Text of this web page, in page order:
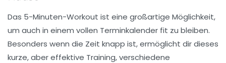
Das 5-Minuten-Workout ist eine großartige Möglichkeit,
um auch in einem vollen Terminkalender fit zu bleiben.
Besonders wenn die Zeit knapp ist, ermöglicht dir dieses
kurze, aber effektive Training, verschiedene